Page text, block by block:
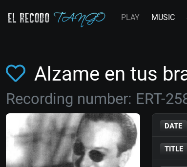
PLAY MUSIC
Alzame en tus
Recording number: ERT-
DATE
TITLE